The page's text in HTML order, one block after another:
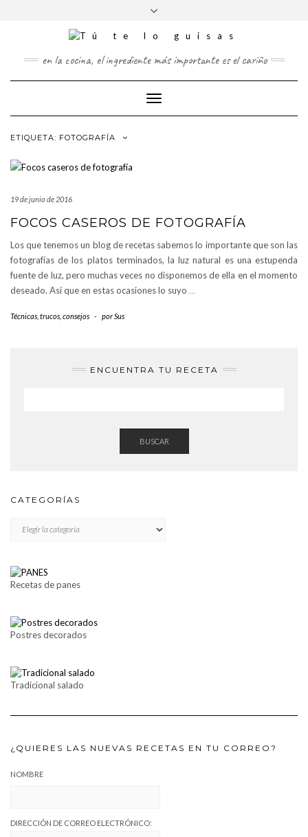
TWITTERPINTEREST
cabecera
en la cocina, el ingrediente más importante es el cariño
Cambiar
modo
ETIQUETA: FOTOGRAFÍA
19 de junio de 2016
FOCOS CASEROS DE FOTOGRAFÍA
Los que tenemos un blog de recetas sabemos lo importante que son las
fotografías de los platos terminados, la luz natural es una estupenda
fuente de luz, pero muchas veces no disponemos de ella en el momento
deseado. Así que en estas ocasiones lo suyo …
Técnicas, trucos, consejos - porSus
ENCUENTRA TU RECETA
BUSCAR
CATEGORÍAS
Recetas de panes
Postres decorados
Tradicional salado
¿QUIERES LAS NUEVAS RECETAS EN TU CORREO?
NOMBRE
DIRECCIÓN DE CORREO ELECTRÓNICO: